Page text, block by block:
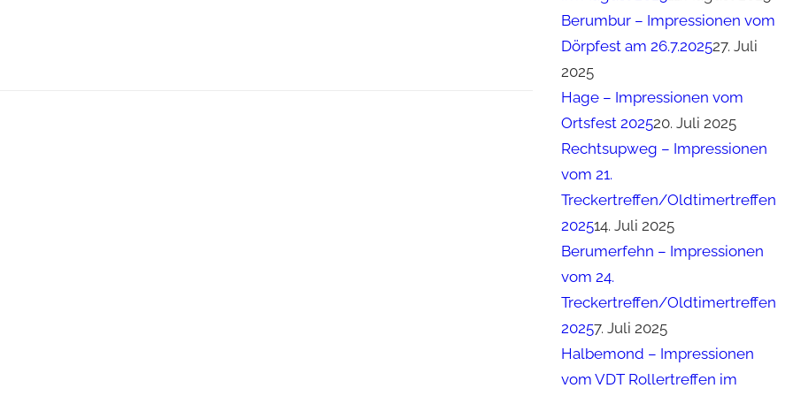
Berumbur – Impressionen vom
Dörpfest am 26.7.202527. Juli
2025
Hage – Impressionen vom
Ortsfest 202520. Juli 2025
Rechtsupweg – Impressionen
vom 21.
Treckertreffen/Oldtimertreffen
202514. Juli 2025
Berumerfehn – Impressionen
vom 24.
Treckertreffen/Oldtimertreffen
20257. Juli 2025
Halbemond – Impressionen
vom VDT Rollertreffen im